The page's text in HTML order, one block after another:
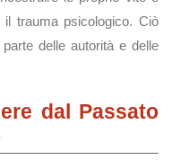
trauma psicologico. Ciò
delle autorità e delle
dal Passato